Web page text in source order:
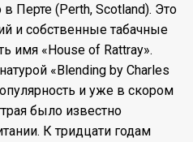
Перте (Perth, Scotland). Это
и собственные табачные
имя «House of Rattray».
«Blending by Charles
и уже в скором
было известно
К тридцати годам